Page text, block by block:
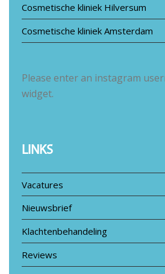
Cosmetische kliniek Hilversum
Cosmetische kliniek Amsterdam
Please enter an instagram
widget.
LINKS
Vacatures
Nieuwsbrief
Klachtenbehandeling
Reviews